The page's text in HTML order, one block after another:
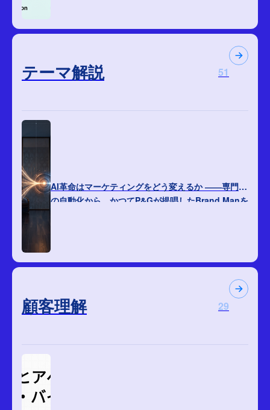
テーマ解説 51
AI革命はマーケティングをどう変えるか ――専門職
の自動化から、かつてP&Gが提唱したBrand Manを
顧客理解 29